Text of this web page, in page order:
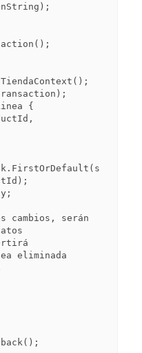
{
cambios, serán
eliminada